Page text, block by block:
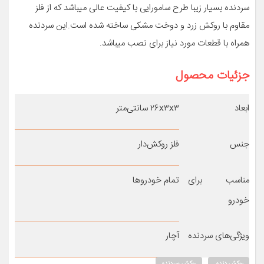
سردنده بسیار زیبا طرح سامورایی با کیفیت عالی میباشد که از فلز
مقاوم با روکش زرد و دوخت مشکی ساخته شده است.این سردنده
همراه با قطعات مورد نیاز برای نصب میباشد.
جزئیات محصول
ابعاد ۲۶x۳x۳ سانتی‌متر
جنس فلز روکش‌دار
مناسب برای
خودرو
تمام خودروها
ویژگی‌های سردنده آچار